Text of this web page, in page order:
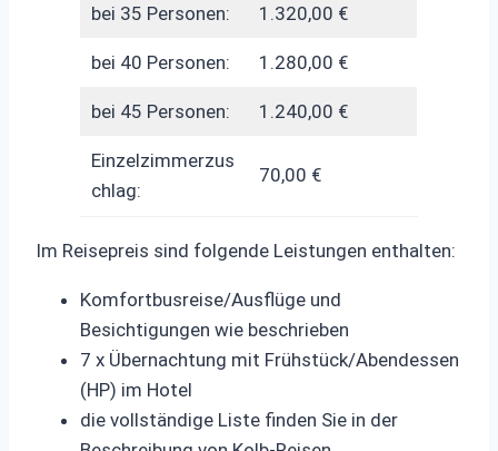
bei 35 Personen: 1.320,00 €
bei 40 Personen: 1.280,00 €
bei 45 Personen: 1.240,00 €
Einzelzimmerzus
chlag:
70,00 €
Im Reisepreis sind folgende Leistungen enthalten:
Komfortbusreise/Ausflüge und
Besichtigungen wie beschrieben
7 x Übernachtung mit Frühstück/Abendessen
(HP) im Hotel
die vollständige Liste finden Sie in der